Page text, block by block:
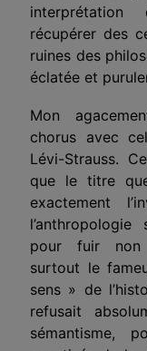
récupérer des
ruines des
éclatée et
Mon
chorus avec
Lévi-Strauss.
que le titre
exactement
pour fuir non
surtout le
sens » de
refusait
sémantisme,